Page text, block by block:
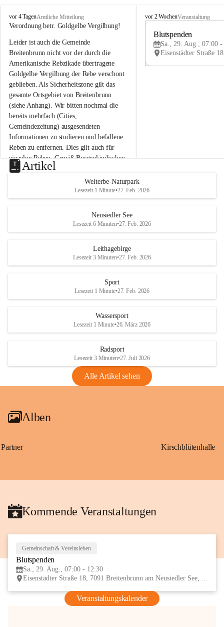
B
r
i
t
e
n
b
r
u
n
n
a
m
N
e
u
s
d
S
vor 4 TagenAmtliche Mitteilung
Verordnung betr. Goldgelbe Vergilbung!
Leider ist auch die Gemeinde
Breitenbrunn nicht vor der durch die
Amerikanische Rebzikade übertragene
Goldgelbe Vergilbung der Rebe verschont
geblieben. Als Sicherheitszone gilt das
gesamte Ortsgebiet von Breitenbrunn
(siehe Anhang). Wir bitten nochmal die
bereits mehrfach (Cities,
Gemeindezeitung) ausgesendeten
Informationen zu studieren und befallene
Reben zu entfernen. Dies gilt auch für
einzelne Reben. Gemäß Burgenländischen
Weinbaugesetz sind nicht gepflegte oder
unzulässige Weingärten zu roden! Bitte
helfen wir zusammen um unsere Winzer
vor den prognostizierten Ernteausfällen
und den daraus folgenden wirtschaftlichen
Maßnahmen zur Bekämpfung
Rebe und der Amerikanischen
Anhang VBl. EU Nr. 18
1 Seite•1,4 MB
VBl. EU Nr. 18_2026
B
e
u
e
d
r
S
vor 2 WochenVeranstaltung
Blutspenden
Sa., 29. Aug., 07:00 -
Artikel
Welterbe-Naturpark
Lesezeit 1 Minute•27. Feb. 2026
Neusiedler See
Lesezeit 6 Minuten•27. Feb. 2026
Leithagebirge
Lesezeit 3 Minuten•27. Feb. 2026
Sport
Lesezeit 1 Minute•27. Feb. 2026
Wassersport
Lesezeit 1 Minute•26. März 2026
Radsport
Lesezeit 3 Minuten•27. Juli 2026
Alle Artikel sehen
Alben
Partner Kirschblütenhalle
Kommende Veranstaltungen
Gemeinschaft & Vereinsleben
Blutspenden
Sa., 29. Aug., 07:00 - 12:30
Eisenstädter Straße 18, 7091 Breitenbrunn am Neusiedler See, AUT
Veranstaltungskalender